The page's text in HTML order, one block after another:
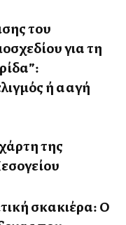
του
για τη
ή αλλαγή
της
σκακιέρα: Ο